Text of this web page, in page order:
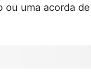
uma acorda